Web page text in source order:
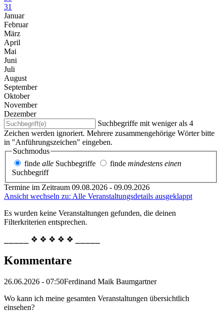
31
Januar
Februar
März
April
Mai
Juni
Juli
August
September
Oktober
November
Dezember
Suchbegriffe mit weniger als 4
Zeichen werden ignoriert. Mehrere zusammengehörige Wörter bitte
in "Anführungszeichen" eingeben.
Suchmodus
finde alle Suchbegriffe finde mindestens einen
Suchbegriff
Termine im Zeitraum 09.08.2026 - 09.09.2026
Ansicht wechseln zu: Alle Veranstaltungsdetails ausgeklappt
Es wurden keine Veranstaltungen gefunden, die deinen
Filterkriterien entsprechen.
⎯⎯⎯⎯⎯ ❖ ❖ ❖ ❖ ❖ ⎯⎯⎯⎯⎯
Kommentare
26.06.2026 - 07:50Ferdinand Maik Baumgartner
Wo kann ich meine gesamten Veranstaltungen übersichtlich
einsehen?